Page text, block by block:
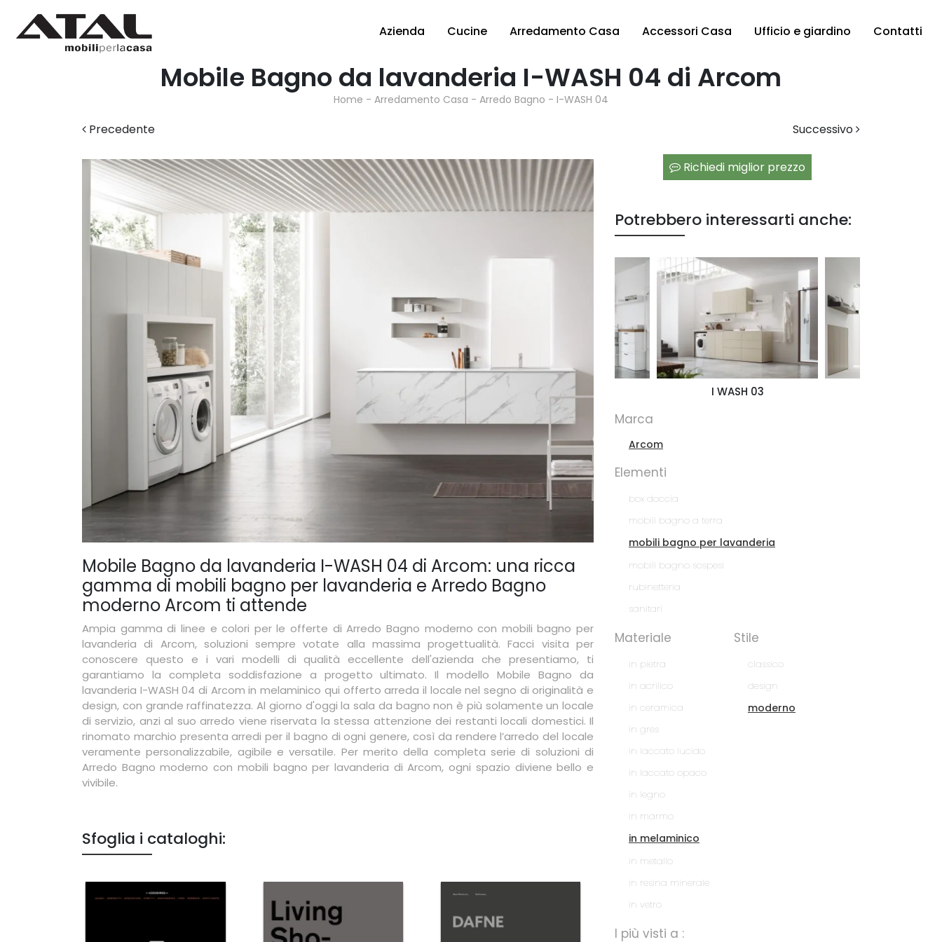
Azienda Cucine Arredamento Casa Accessori Casa Ufficio e giardino Contatti
Mobile Bagno da lavanderia I-WASH 04 di Arcom
Home - Arredamento Casa - Arredo Bagno - I-WASH 04
Precedente Successivo
Mobile Bagno da lavanderia I-WASH 04 di Arcom: una ricca
gamma di mobili bagno per lavanderia e Arredo Bagno
moderno Arcom ti attende
Ampia gamma di linee e colori per le offerte di Arredo Bagno moderno con mobili bagno per
lavanderia di Arcom, soluzioni sempre votate alla massima progettualità. Facci visita per
conoscere questo e i vari modelli di qualità eccellente dell'azienda che presentiamo, ti
garantiamo la completa soddisfazione a progetto ultimato. Il modello Mobile Bagno da
lavanderia I-WASH 04 di Arcom in melaminico qui offerto arreda il locale nel segno di originalità e
design, con grande raffinatezza. Al giorno d'oggi la sala da bagno non è più solamente un locale
di servizio, anzi al suo arredo viene riservata la stessa attenzione dei restanti locali domestici. Il
rinomato marchio presenta arredi per il bagno di ogni genere, così da rendere l’arredo del locale
veramente personalizzabile, agibile e versatile. Per merito della completa serie di soluzioni di
Arredo Bagno moderno con mobili bagno per lavanderia di Arcom, ogni spazio diviene bello e
vivibile.
Sfoglia i cataloghi:
Richiedi miglior prezzo
Potrebbero interessarti anche:
I-WASH 08 I-WASH 11 I WASH 03
Marca
Arcom
Elementi
box doccia
mobili bagno a terra
mobili bagno per lavanderia
mobili bagno sospesi
rubinetteria
sanitari
Materiale
in pietra
in acrilico
in ceramica
in gres
in laccato lucido
in laccato opaco
in legno
in marmo
in melaminico
in metallo
in resina minerale
in vetro
Stile
classico
design
moderno
I più visti a :